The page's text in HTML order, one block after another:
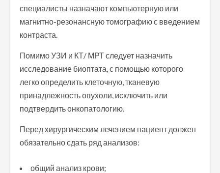
специалисты назначают компьютерную или
магнитно-резонансную томографию с введением
контраста.
Помимо УЗИ и КТ/ МРТ следует назначить
исследование биоптата, с помощью которого
легко определить клеточную, тканевую
принадлежность опухоли, исключить или
подтвердить онкопатологию.
Перед хирургическим лечением пациент должен
обязательно сдать ряд анализов:
общий анализ крови;